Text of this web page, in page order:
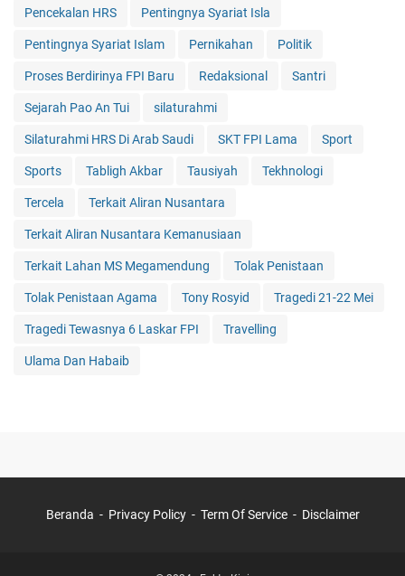
Pencekalan HRS Pentingnya Syariat Isla
Pentingnya Syariat Islam Pernikahan Politik
Proses Berdirinya FPI Baru Redaksional Santri
Sejarah Pao An Tui silaturahmi
Silaturahmi HRS Di Arab Saudi SKT FPI Lama Sport
Sports Tabligh Akbar Tausiyah Tekhnologi
Tercela Terkait Aliran Nusantara
Terkait Aliran Nusantara Kemanusiaan
Terkait Lahan MS Megamendung Tolak Penistaan
Tolak Penistaan Agama Tony Rosyid Tragedi 21-22 Mei
Tragedi Tewasnya 6 Laskar FPI Travelling
Ulama Dan Habaib
Beranda Privacy Policy Term Of Service Disclaimer